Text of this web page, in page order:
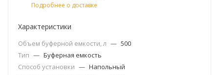
Подробнее о доставке
Характеристики
Объем буферной емкости, л — 500
Тип — Буферная емкость
Способ установки — Напольный